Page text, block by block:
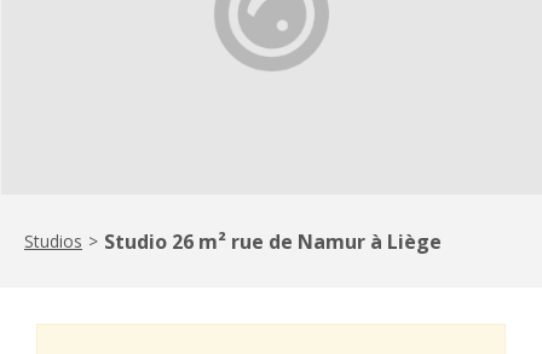
Studios > Studio 26 m² rue de Namur à Liège